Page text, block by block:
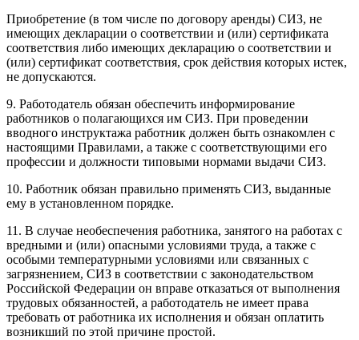
Приобретение (в том числе по договору аренды) СИЗ, не
имеющих декларации о соответствии и (или) сертификата
соответствия либо имеющих декларацию о соответствии и
(или) сертификат соответствия, срок действия которых истек,
не допускаются.
9. Работодатель обязан обеспечить информирование
работников о полагающихся им СИЗ. При проведении
вводного инструктажа работник должен быть ознакомлен с
настоящими Правилами, а также с соответствующими его
профессии и должности типовыми нормами выдачи СИЗ.
10. Работник обязан правильно применять СИЗ, выданные
ему в установленном порядке.
11. В случае необеспечения работника, занятого на работах с
вредными и (или) опасными условиями труда, а также с
особыми температурными условиями или связанных с
загрязнением, СИЗ в соответствии с законодательством
Российской Федерации он вправе отказаться от выполнения
трудовых обязанностей, а работодатель не имеет права
требовать от работника их исполнения и обязан оплатить
возникший по этой причине простой.